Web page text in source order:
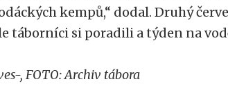
kempů,“ dodal. Druhý
táborníci si poradili a týden na
, FOTO: Archiv tábora